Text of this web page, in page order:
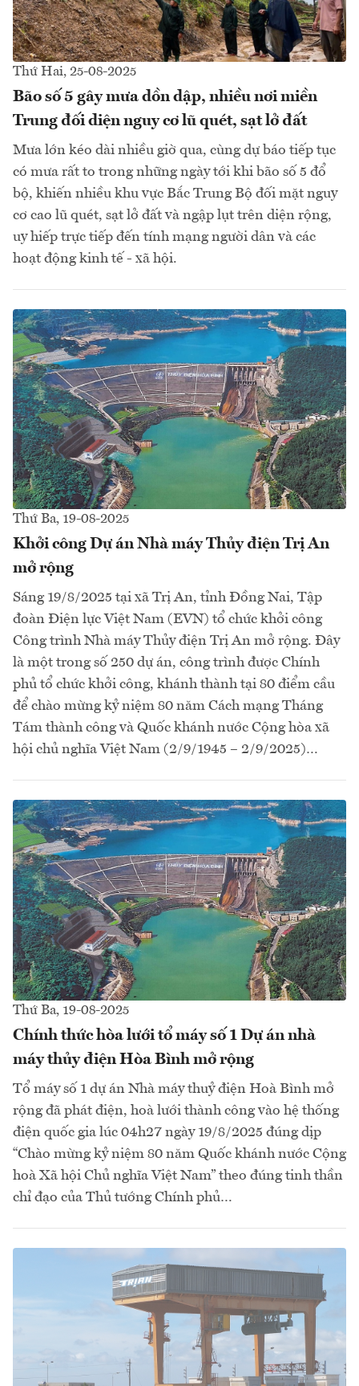
Thứ Hai, 25-08-2025
Bão số 5 gây mưa dồn dập, nhiều nơi miền
Trung đối diện nguy cơ lũ quét, sạt lở đất
Mưa lớn kéo dài nhiều giờ qua, cùng dự báo tiếp tục
có mưa rất to trong những ngày tới khi bão số 5 đổ
bộ, khiến nhiều khu vực Bắc Trung Bộ đối mặt nguy
cơ cao lũ quét, sạt lở đất và ngập lụt trên diện rộng,
uy hiếp trực tiếp đến tính mạng người dân và các
hoạt động kinh tế - xã hội.
Thứ Ba, 19-08-2025
Khởi công Dự án Nhà máy Thủy điện Trị An
mở rộng
Sáng 19/8/2025 tại xã Trị An, tỉnh Đồng Nai, Tập
đoàn Điện lực Việt Nam (EVN) tổ chức khởi công
Công trình Nhà máy Thủy điện Trị An mở rộng. Đây
là một trong số 250 dự án, công trình được Chính
phủ tổ chức khởi công, khánh thành tại 80 điểm cầu
để chào mừng kỷ niệm 80 năm Cách mạng Tháng
Tám thành công và Quốc khánh nước Cộng hòa xã
hội chủ nghĩa Việt Nam (2/9/1945 – 2/9/2025)…
Thứ Ba, 19-08-2025
Chính thức hòa lưới tổ máy số 1 Dự án nhà
máy thủy điện Hòa Bình mở rộng
Tổ máy số 1 dự án Nhà máy thuỷ điện Hoà Bình mở
rộng đã phát điện, hoà lưới thành công vào hệ thống
điện quốc gia lúc 04h27 ngày 19/8/2025 đúng dịp
“Chào mừng kỷ niệm 80 năm Quốc khánh nước Cộng
hoà Xã hội Chủ nghĩa Việt Nam” theo đúng tinh thần
chỉ đạo của Thủ tướng Chính phủ…